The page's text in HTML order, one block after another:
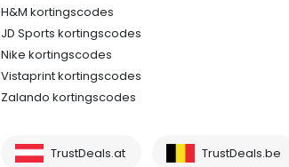
H&M kortingscodes
JD Sports kortingscodes
Nike kortingscodes
Vistaprint kortingscodes
Zalando kortingscodes
TrustDeals.at TrustDeals.be